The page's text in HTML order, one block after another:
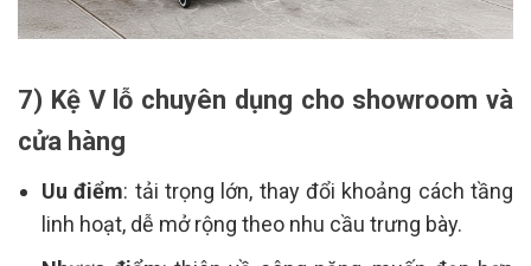
7) Kệ V lỗ chuyên dụng cho showroom và
cửa hàng
Uu điểm: tải trọng lớn, thay đổi khoảng cách tầng
linh hoạt, dễ mở rộng theo nhu cầu trưng bày.